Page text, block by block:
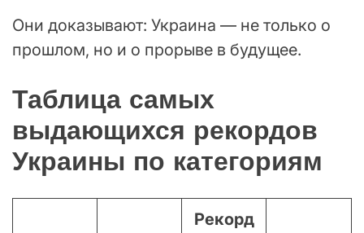
Они доказывают: Украина — не только о
прошлом, но и о прорыве в будущее.
Таблица самых
выдающихся рекордов
Украины по категориям
Рекорд